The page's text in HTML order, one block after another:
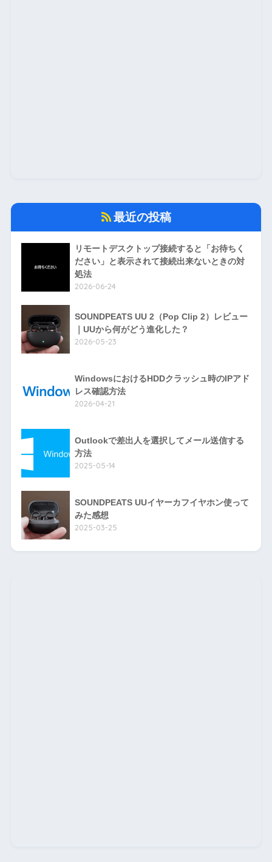
最近の投稿
リモートデスクトップ接続すると「お待ちく
ださい」と表示されて接続出来ないときの対
処法
2026-06-24
SOUNDPEATS UU 2（Pop Clip 2）レビュー
｜UUから何がどう進化した？
2026-05-23
WindowsにおけるHDDクラッシュ時のIPアド
レス確認方法
2026-04-21
Outlookで差出人を選択してメール送信する
方法
2025-05-14
SOUNDPEATS UUイヤーカフイヤホン使って
みた感想
2025-03-25